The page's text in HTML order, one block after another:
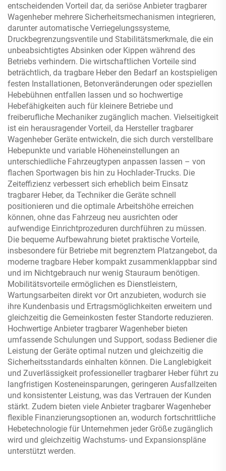
entscheidenden Vorteil dar, da seriöse Anbieter tragbarer
Wagenheber mehrere Sicherheitsmechanismen integrieren,
darunter automatische Verriegelungssysteme,
Druckbegrenzungsventile und Stabilitätsmerkmale, die ein
unbeabsichtigtes Absinken oder Kippen während des
Betriebs verhindern. Die wirtschaftlichen Vorteile sind
beträchtlich, da tragbare Heber den Bedarf an kostspieligen
festen Installationen, Betonveränderungen oder speziellen
Hebebühnen entfallen lassen und so hochwertige
Hebefähigkeiten auch für kleinere Betriebe und
freiberufliche Mechaniker zugänglich machen. Vielseitigkeit
ist ein herausragender Vorteil, da Hersteller tragbarer
Wagenheber Geräte entwickeln, die sich durch verstellbare
Hebepunkte und variable Höheneinstellungen an
unterschiedliche Fahrzeugtypen anpassen lassen – von
flachen Sportwagen bis hin zu Hochlader-Trucks. Die
Zeiteffizienz verbessert sich erheblich beim Einsatz
tragbarer Heber, da Techniker die Geräte schnell
positionieren und die optimale Arbeitshöhe erreichen
können, ohne das Fahrzeug neu ausrichten oder
aufwendige Einrichtprozeduren durchführen zu müssen.
Die bequeme Aufbewahrung bietet praktische Vorteile,
insbesondere für Betriebe mit begrenztem Platzangebot, da
moderne tragbare Heber kompakt zusammenklappbar sind
und im Nichtgebrauch nur wenig Stauraum benötigen.
Mobilitätsvorteile ermöglichen es Dienstleistern,
Wartungsarbeiten direkt vor Ort anzubieten, wodurch sie
ihre Kundenbasis und Ertragsmöglichkeiten erweitern und
gleichzeitig die Gemeinkosten fester Standorte reduzieren.
Hochwertige Anbieter tragbarer Wagenheber bieten
umfassende Schulungen und Support, sodass Bediener die
Leistung der Geräte optimal nutzen und gleichzeitig die
Sicherheitsstandards einhalten können. Die Langlebigkeit
und Zuverlässigkeit professioneller tragbarer Heber führt zu
langfristigen Kosteneinsparungen, geringeren Ausfallzeiten
und konsistenter Leistung, was das Vertrauen der Kunden
stärkt. Zudem bieten viele Anbieter tragbarer Wagenheber
flexible Finanzierungsoptionen an, wodurch fortschrittliche
Hebetechnologie für Unternehmen jeder Größe zugänglich
wird und gleichzeitig Wachstums- und Expansionspläne
unterstützt werden.